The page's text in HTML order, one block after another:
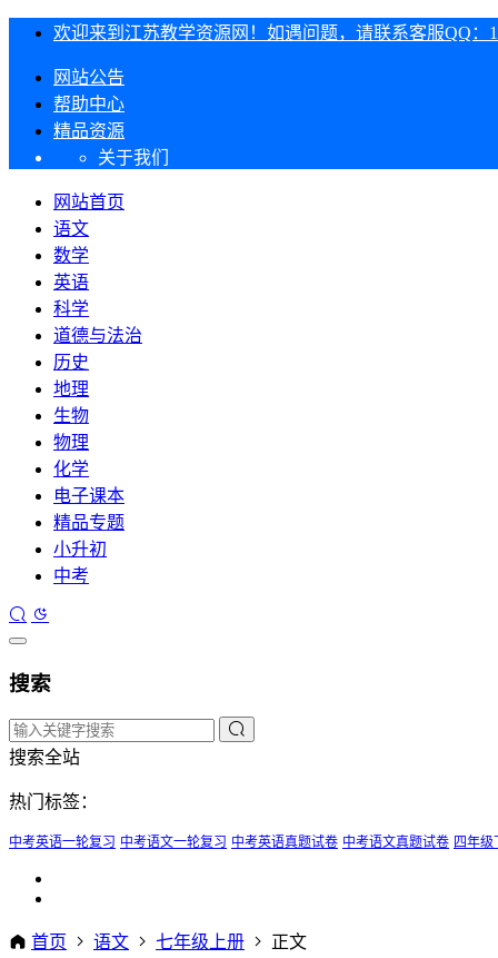
欢迎来到江苏教学资源网！如遇问题，请联系客服QQ：
网站公告
帮助中心
精品资源
关于我们
网站首页
语文
数学
英语
科学
道德与法治
历史
地理
生物
物理
化学
电子课本
精品专题
小升初
中考
搜索
搜索全站
热门标签：
中考英语一轮复习 中考语文一轮复习 中考英语真题试卷 中考语文真题试卷 四年级
首页 语文 七年级上册
正文